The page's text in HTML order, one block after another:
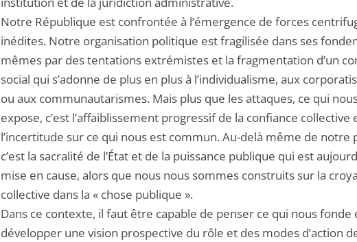
Notre République est confrontée à l’émergence de forces
inédites. Notre organisation politique est fragilisée dans ses
mêmes par des tentations extrémistes et la fragmentation d’un
social qui s’adonne de plus en plus à l’individualisme, aux
ou aux communautarismes. Mais plus que les attaques, ce qui
expose, c’est l’affaiblissement progressif de la confiance collective
l’incertitude sur ce qui nous est commun. Au-delà même de notre
c’est la sacralité de l’État et de la puissance publique qui est
mise en cause, alors que nous nous sommes construits sur la
collective dans la « chose publique ».
Dans ce contexte, il faut être capable de penser ce qui nous fonde
développer une vision prospective du rôle et des modes d’action